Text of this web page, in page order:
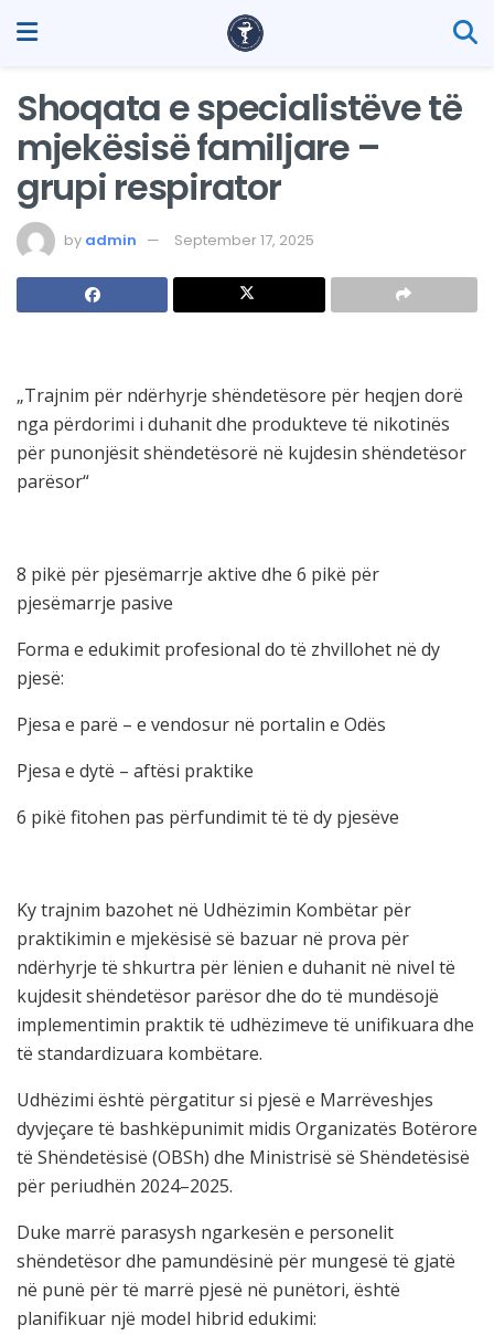
Shoqata e specialistëve të
mjekësisë familjare –
grupi respirator
by admin September 17, 2025
„Trajnim për ndërhyrje shëndetësore për heqjen dorë
nga përdorimi i duhanit dhe produkteve të nikotinës
për punonjësit shëndetësorë në kujdesin shëndetësor
parësor“
8 pikë për pjesëmarrje aktive dhe 6 pikë për
pjesëmarrje pasive
Forma e edukimit profesional do të zhvillohet në dy
pjesë:
Pjesa e parë – e vendosur në portalin e Odës
Pjesa e dytë – aftësi praktike
6 pikë fitohen pas përfundimit të të dy pjesëve
Ky trajnim bazohet në Udhëzimin Kombëtar për
praktikimin e mjekësisë së bazuar në prova për
ndërhyrje të shkurtra për lënien e duhanit në nivel të
kujdesit shëndetësor parësor dhe do të mundësojë
implementimin praktik të udhëzimeve të unifikuara dhe
të standardizuara kombëtare.
Udhëzimi është përgatitur si pjesë e Marrëveshjes
dyvjeçare të bashkëpunimit midis Organizatës Botërore
të Shëndetësisë (OBSh) dhe Ministrisë së Shëndetësisë
për periudhën 2024–2025.
Duke marrë parasysh ngarkesën e personelit
shëndetësor dhe pamundësinë për mungesë të gjatë
në punë për të marrë pjesë në punëtori, është
planifikuar një model hibrid edukimi: